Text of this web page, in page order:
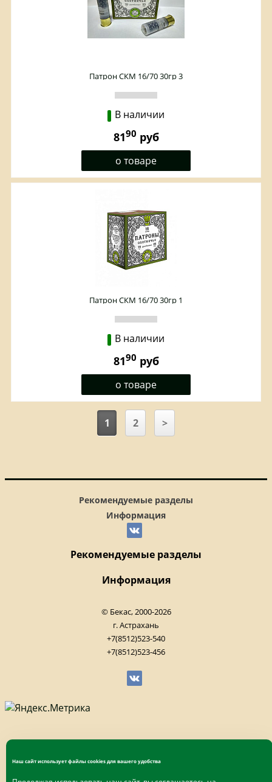
Патрон СКМ 16/70 30гр 3
В наличии
8190 руб
о товаре
Патрон СКМ 16/70 30гр 1
В наличии
8190 руб
о товаре
1 2 >
Рекомендуемые разделы
Информация
Рекомендуемые разделы
Информация
© Бекас, 2000-2026
г. Астрахань
+7(8512)523-540
+7(8512)523-456
Наш сайт использует файлы cookies для вашего удобства